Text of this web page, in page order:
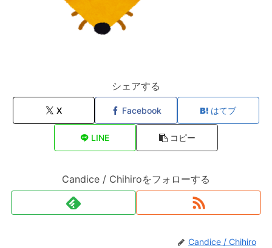
シェアする
X Facebook はてブ
LINE コピー
Candice / Chihiroをフォローする
Candice / Chihiro